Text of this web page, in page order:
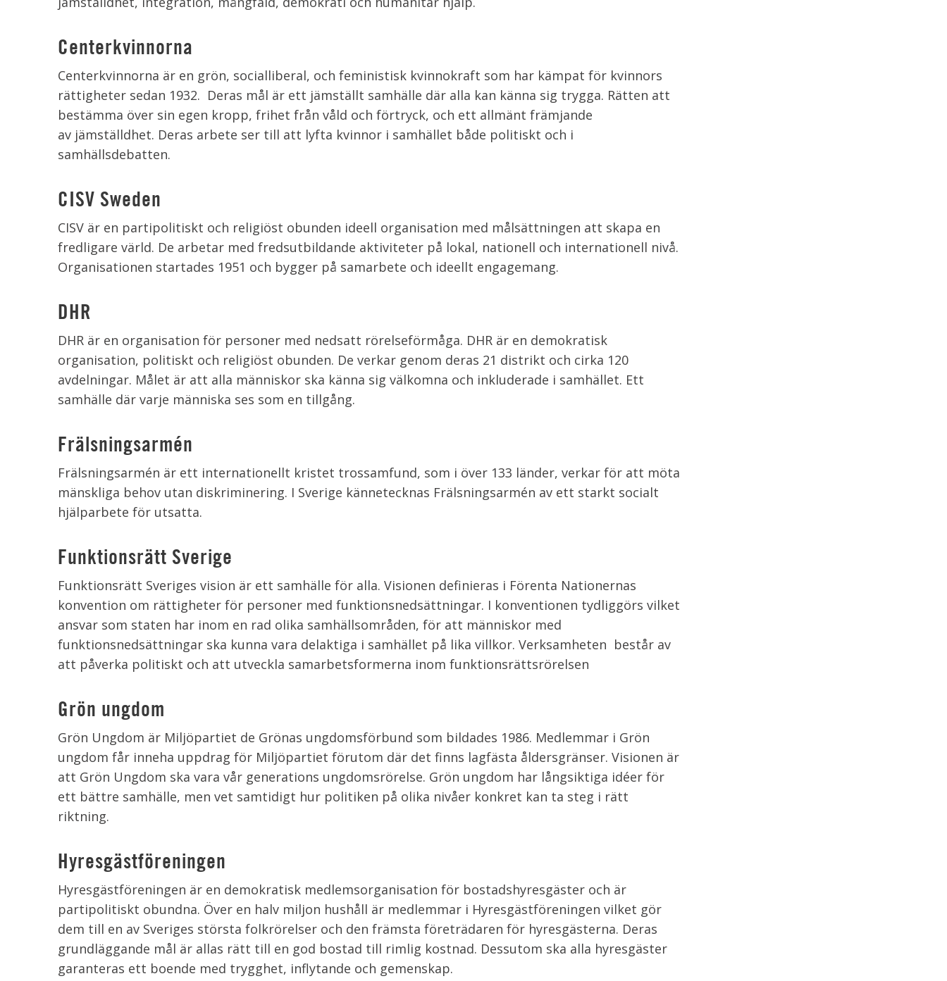
Centerkvinnorna
Centerkvinnorna är en grön, socialliberal, och feministisk kvinnokraft som har kämpat för kvinnors
rättigheter sedan 1932. Deras mål är ett jämställt samhälle där alla kan känna sig trygga. Rätten att
bestämma över sin egen kropp, frihet från våld och förtryck, och ett allmänt främjande
av jämställdhet. Deras arbete ser till att lyfta kvinnor i samhället både politiskt och i
samhällsdebatten.
CISV Sweden
CISV är en partipolitiskt och religiöst obunden ideell organisation med målsättningen att skapa en
fredligare värld. De arbetar med fredsutbildande aktiviteter på lokal, nationell och internationell nivå.
Organisationen startades 1951 och bygger på samarbete och ideellt engagemang.
DHR
DHR är en organisation för personer med nedsatt rörelseförmåga. DHR är en demokratisk
organisation, politiskt och religiöst obunden. De verkar genom deras 21 distrikt och cirka 120
avdelningar. Målet är att alla människor ska känna sig välkomna och inkluderade i samhället. Ett
samhälle där varje människa ses som en tillgång.
Frälsningsarmén
Frälsningsarmén är ett internationellt kristet trossamfund, som i över 133 länder, verkar för att möta
mänskliga behov utan diskriminering. I Sverige kännetecknas Frälsningsarmén av ett starkt socialt
hjälparbete för utsatta.
Funktionsrätt Sverige
Funktionsrätt Sveriges vision är ett samhälle för alla. Visionen definieras i Förenta Nationernas
konvention om rättigheter för personer med funktionsnedsättningar. I konventionen tydliggörs vilket
ansvar som staten har inom en rad olika samhällsområden, för att människor med
funktionsnedsättningar ska kunna vara delaktiga i samhället på lika villkor. Verksamheten består av
att påverka politiskt och att utveckla samarbetsformerna inom funktionsrättsrörelsen
Grön ungdom
Grön Ungdom är Miljöpartiet de Grönas ungdomsförbund som bildades 1986. Medlemmar i Grön
ungdom får inneha uppdrag för Miljöpartiet förutom där det finns lagfästa åldersgränser. Visionen är
att Grön Ungdom ska vara vår generations ungdomsrörelse. Grön ungdom har långsiktiga idéer för
ett bättre samhälle, men vet samtidigt hur politiken på olika nivåer konkret kan ta steg i rätt
riktning.
Hyresgästföreningen
Hyresgästföreningen är en demokratisk medlemsorganisation för bostadshyresgäster och är
partipolitiskt obundna. Över en halv miljon hushåll är medlemmar i Hyresgästföreningen vilket gör
dem till en av Sveriges största folkrörelser och den främsta företrädaren för hyresgästerna. Deras
grundläggande mål är allas rätt till en god bostad till rimlig kostnad. Dessutom ska alla hyresgäster
garanteras ett boende med trygghet, inflytande och gemenskap.